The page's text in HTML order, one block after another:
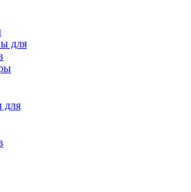
для
для